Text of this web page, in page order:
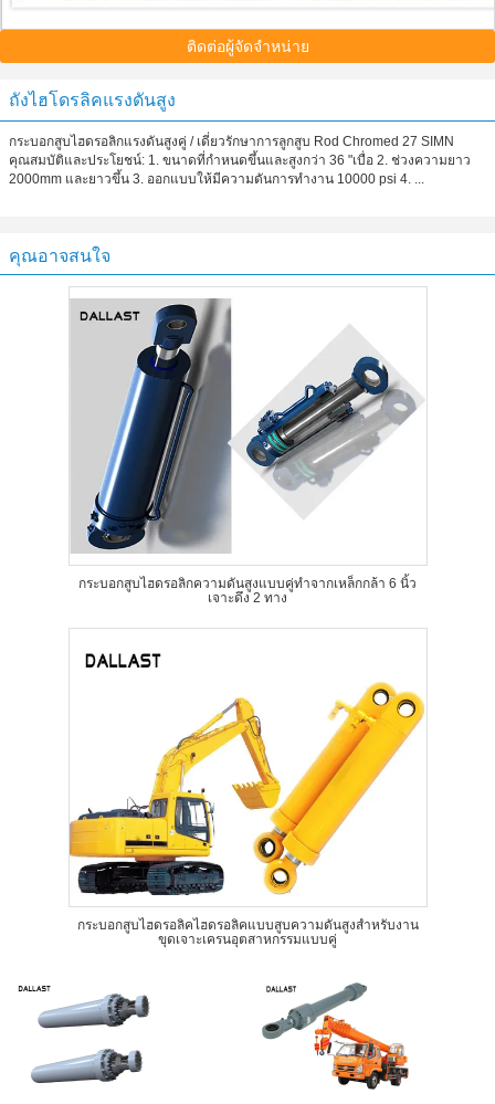
ติดต่อผู้จัดจำหน่าย
ถังไฮโดรลิคแรงดันสูง
กระบอกสูบไฮดรอลิกแรงดันสูงคู่ / เดี่ยวรักษาการลูกสูบ Rod Chromed 27 SIMN
คุณสมบัติและประโยชน์: 1. ขนาดที่กำหนดขึ้นและสูงกว่า 36 "เบื่อ 2. ช่วงความยาว
2000mm และยาวขึ้น 3. ออกแบบให้มีความดันการทำงาน 10000 psi 4. ...
คุณอาจสนใจ
กระบอกสูบไฮดรอลิกความดันสูงแบบคู่ทำจากเหล็กกล้า 6 นิ้ว
เจาะดึง 2 ทาง
กระบอกสูบไฮดรอลิคไฮดรอลิคแบบสูบความดันสูงสำหรับงาน
ขุดเจาะเครนอุตสาหกรรมแบบคู่